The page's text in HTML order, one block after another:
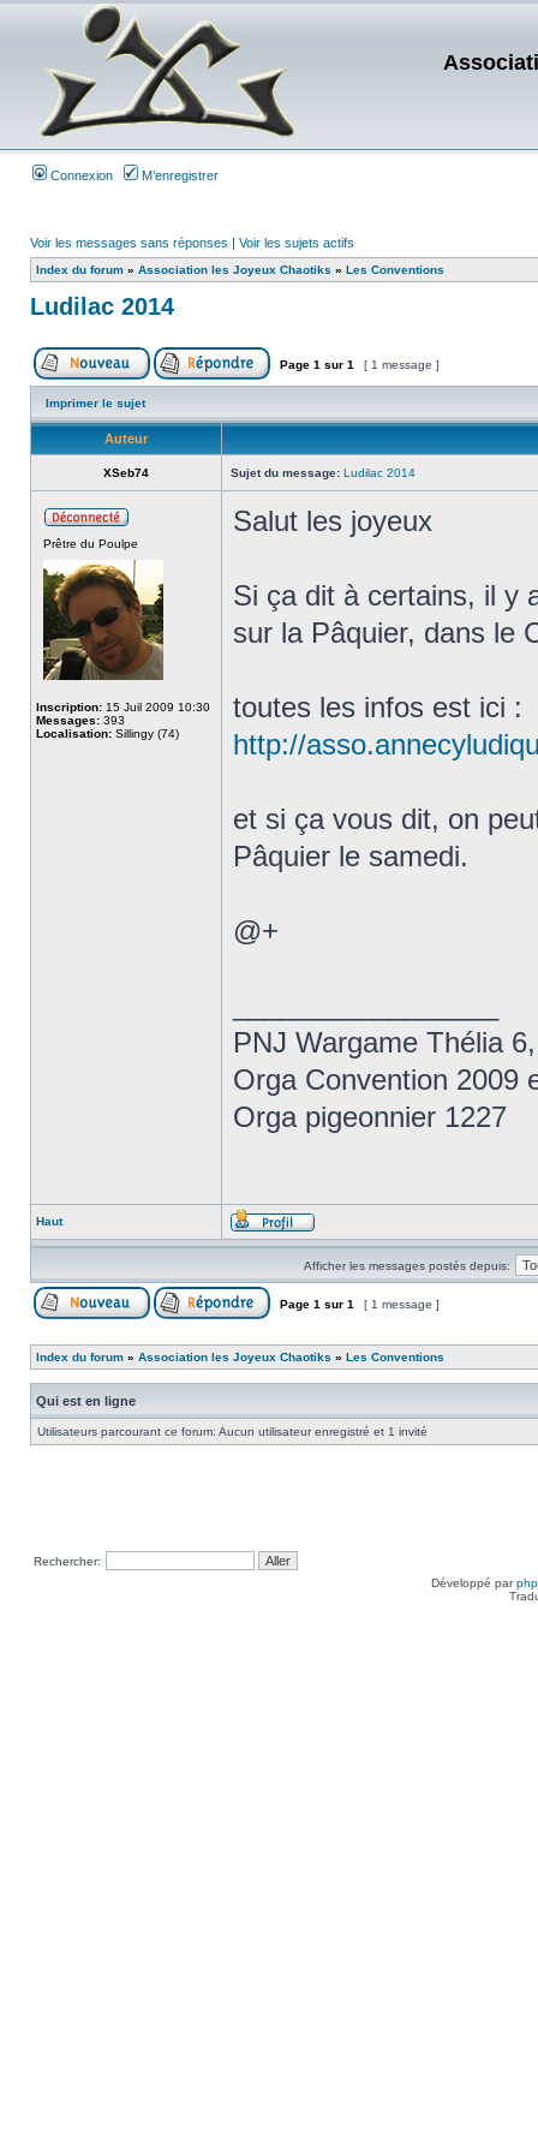
Connexion M’enregistrer
Voir les messages sans réponses | Voir les sujets actifs
Index du forum » Association les Joyeux Chaotiks » Les Conventions
Ludilac 2014
Page 1 sur 1 [ 1 message ]
Imprimer le sujet
Auteur
XSeb74 Sujet du message: Ludilac 2014
Prêtre du Poulpe
Inscription: 15 Juil 2009 10:30
Messages: 393
Localisation: Sillingy (74)
Salut les joyeux
Si ça dit à certains, il y
sur la Pâquier, dans le
toutes les infos est ici :
http://
et si ça vous dit, on
Pâquier le samedi.
@+
PNJ Wargame Thélia 6,
Orga Convention 2009
Orga pigeonnier 1227
Haut
Afficher les messages postés depuis:
Page 1 sur 1 [ 1 message ]
Index du forum » Association les Joyeux Chaotiks » Les Conventions
Qui est en ligne
Utilisateurs parcourant ce forum: Aucun utilisateur enregistré et 1 invité
Rechercher:
Développé par